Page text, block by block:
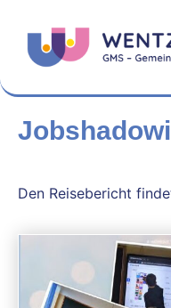
Den Reisebericht